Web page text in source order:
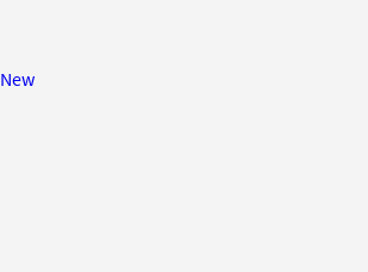
New